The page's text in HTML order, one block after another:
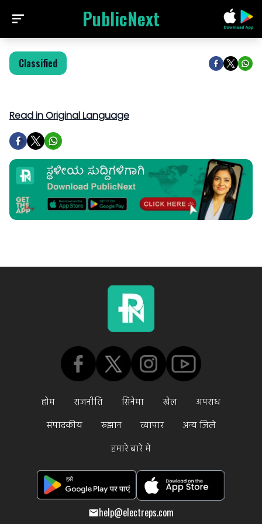
PublicNext
Classified
Read in Original Language
होम राजनीति सिनेमा खेल
अपराध
संपादकीय
रुझान व्यापार
अन्य जिले
हमारे बारे में
help@electreps.com